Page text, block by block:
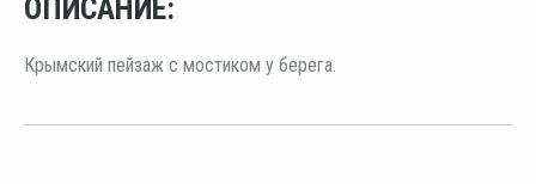
ОПИСАНИЕ:
Крымский пейзаж с мостиком у берега.